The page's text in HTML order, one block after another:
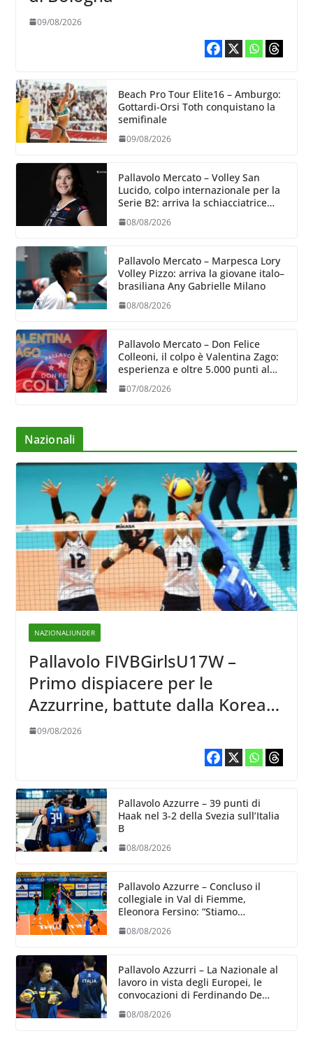
09/08/2026
Beach Pro Tour Elite16 – Amburgo:
Gottardi-Orsi Toth conquistano la
semifinale
09/08/2026
Pallavolo Mercato – Volley San
Lucido, colpo internazionale per la
Serie B2: arriva la schiacciatrice
lettone Kristine Teivane
08/08/2026
Pallavolo Mercato – Marpesca Lory
Volley Pizzo: arriva la giovane italo–
brasiliana Any Gabrielle Milano
08/08/2026
Pallavolo Mercato – Don Felice
Colleoni, il colpo è Valentina Zago:
esperienza e oltre 5.000 punti al
servizio di Trescore
07/08/2026
Nazionali
NAZIONALIUNDER
Pallavolo FIVBGirlsU17W –
Primo dispiacere per le
Azzurrine, battute dalla Korea
3-1
09/08/2026
Pallavolo Azzurre – 39 punti di
Haak nel 3-2 della Svezia sull’Italia
B
08/08/2026
Pallavolo Azzurre – Concluso il
collegiale in Val di Fiemme,
Eleonora Fersino: “Stiamo
dove poter migliorare”.
08/08/2026
Pallavolo Azzurri – La Nazionale al
lavoro in vista degli Europei, le
convocazioni di Ferdinando De
08/08/2026